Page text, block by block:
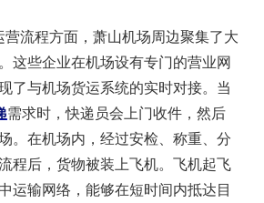
流程方面，萧山机场周边聚集了大
这些企业在机场设有专门的营业网
了与机场货运系统的实时对接。当
需求时，快递员会上门收件，然后
。在机场内，经过安检、称重、分
程后，货物被装上飞机。飞机起飞
运输网络，能够在短时间内抵达目